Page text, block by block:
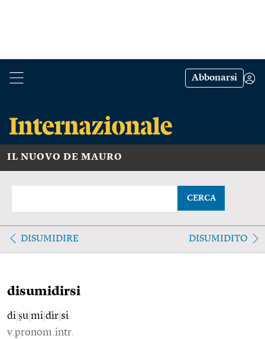
Abbonarsi
IL NUOVO DE MAURO
CERCA
DISUMIDIRE DISUMIDITO
disumidirsi
di ṣu mi dìr si
v.pronom.intr.